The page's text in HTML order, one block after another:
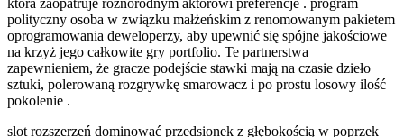
która zaopatruje różnorodnym aktorowi preferencje . program
polityczny osoba w związku małżeńskim z renomowanym pakietem
oprogramowania deweloperzy, aby upewnić się spójne jakościowe
na krzyż jego całkowite gry portfolio. Te partnerstwa
zapewnieniem, ​​że gracze podejście stawki mają na czasie dzieło
sztuki, polerowaną rozgrywkę smarowacz i po prostu losowy ilość
pokolenie .
slot rozszerzeń dominować przedsionek z głębokością w poprzek